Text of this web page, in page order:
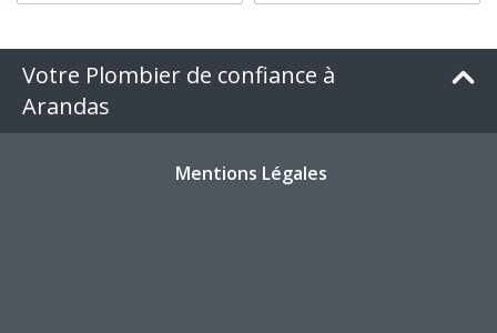
Votre Plombier de confiance à
Arandas
Mentions Légales